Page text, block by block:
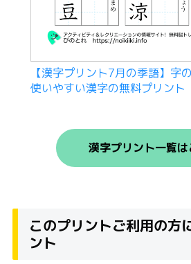
【漢字プリント7月の季語】字
使いやすい漢字の無料プリント
漢字プリント一覧は
このプリントご利用の方
ント